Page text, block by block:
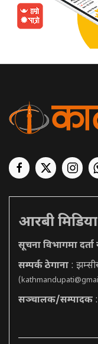
आरबी मिडिया
सूचना विभागमा दर्ता
सम्पर्क ठेगाना :
(
सञ्चालक/सम्पादक